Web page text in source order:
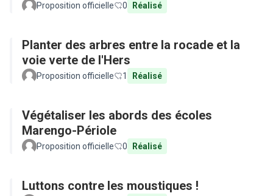
Proposition officielle 0 Réalisé
Planter des arbres entre la rocade et la
voie verte de l'Hers
Proposition officielle 1 Réalisé
Végétaliser les abords des écoles
Marengo-Périole
Proposition officielle 0 Réalisé
Luttons contre les moustiques !